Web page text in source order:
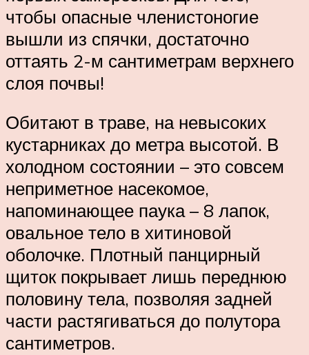
чтобы опасные членистоногие
вышли из спячки, достаточно
оттаять 2-м сантиметрам верхнего
слоя почвы!
Обитают в траве, на невысоких
кустарниках до метра высотой. В
холодном состоянии – это совсем
неприметное насекомое,
напоминающее паука – 8 лапок,
овальное тело в хитиновой
оболочке. Плотный панцирный
щиток покрывает лишь переднюю
половину тела, позволяя задней
части растягиваться до полутора
сантиметров.